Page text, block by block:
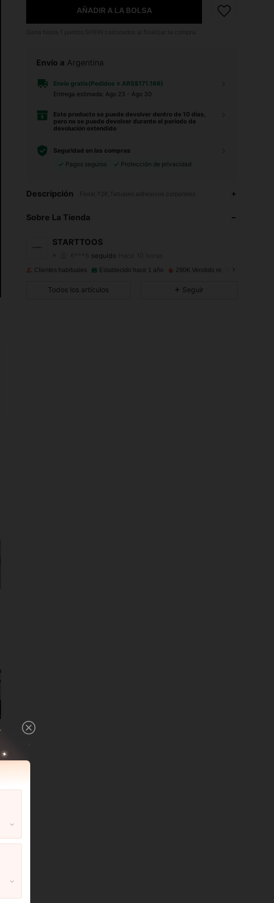
AÑADIR A LA BOLSA
1
Envío a Argentina
Envío gratis(Pedidos ≥ ARS$171.166)
Entrega estimada: Ago 23 - Ago 30
Este producto se puede devolver dentro de 10 días,
pero no se puede devolver durante el período de
devolución extendido
Seguridad en las compras
Pagos seguros
Protección de privacidad
Descripción Floral,Y2K,Tatuajes adhesivos corporales
Sobre La Tienda
STARTTOOS
4,95 Calificación 515
Clientes habituales Establecido hace 1 año 290K Vendido recientemente
Todos los artículos Seguir